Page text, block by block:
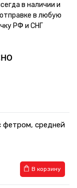
в наличии и
в любую
РФ и СНГ
фетром, средней
В корзину